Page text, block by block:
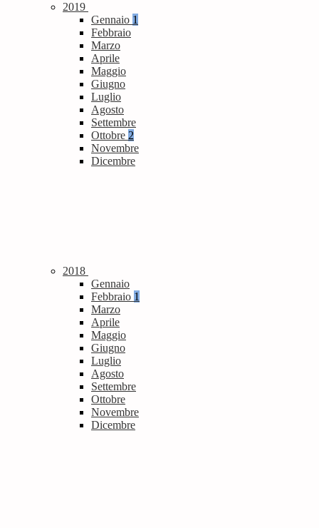
2019
Gennaio 1
Febbraio
Marzo
Aprile
Maggio
Giugno
Luglio
Agosto
Settembre
Ottobre 2
Novembre
Dicembre
2018
Gennaio
Febbraio 1
Marzo
Aprile
Maggio
Giugno
Luglio
Agosto
Settembre
Ottobre
Novembre
Dicembre